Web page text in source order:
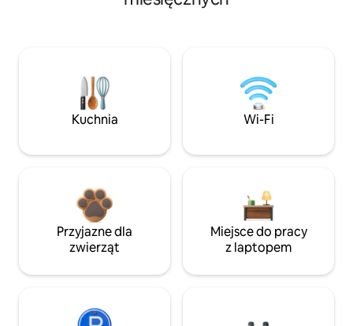
Kuchnia Wi-Fi
Przyjazne dla
zwierząt
Miejsce do pracy
z laptopem